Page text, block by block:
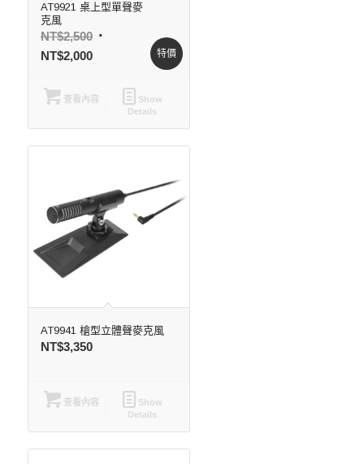
AT9921 桌上型單聲麥
克風
NT$2,500
NT$2,000 特價
查看內容
Show
Details
AT9941 槍型立體聲麥克風
NT$3,350
查看內容
Show
Details